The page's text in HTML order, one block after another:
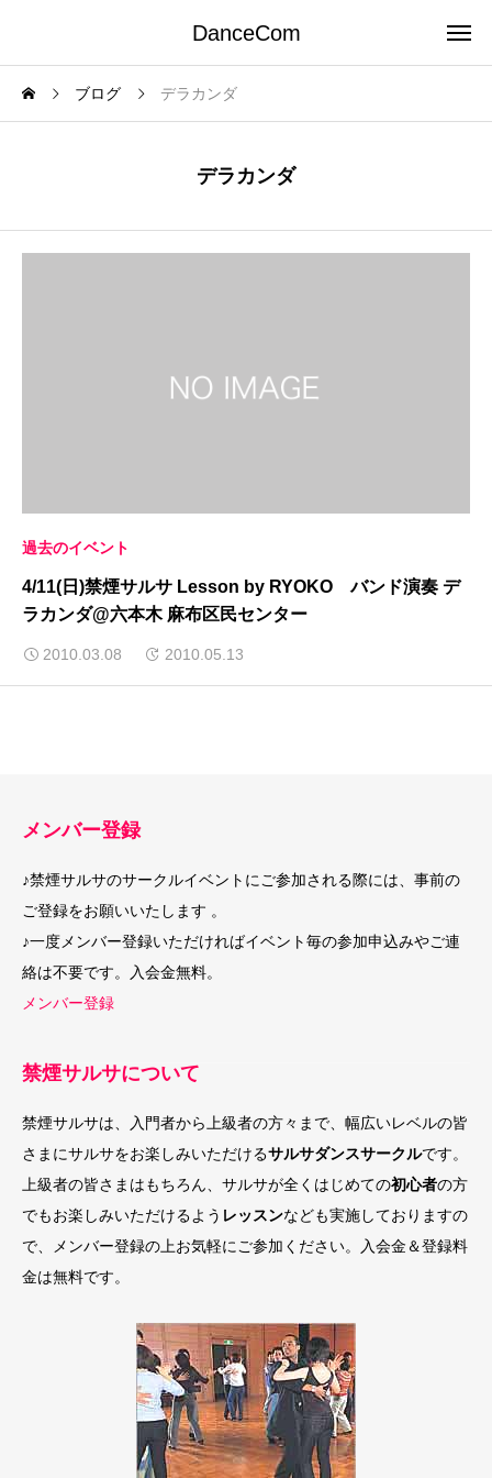
DanceCom
ブログ デラカンダ
デラカンダ
過去のイベント
4/11(日)禁煙サルサ Lesson by RYOKO バンド演奏 デ
ラカンダ@六本木 麻布区民センター
2010.03.08 2010.05.13
メンバー登録
♪禁煙サルサのサークルイベントにご参加される際には、事前の
ご登録をお願いいたします 。
♪一度メンバー登録いただければイベント毎の参加申込みやご連
絡は不要です。入会金無料。
メンバー登録
禁煙サルサについて
禁煙サルサは、入門者から上級者の方々まで、幅広いレベルの皆
さまにサルサをお楽しみいただけるサルサダンスサークルです。
上級者の皆さまはもちろん、サルサが全くはじめての初心者の方
でもお楽しみいただけるよう レッスンなども実施しておりますの
で、メンバー登録の上お気軽にご参加ください。入会金＆登録料
金は無料です。